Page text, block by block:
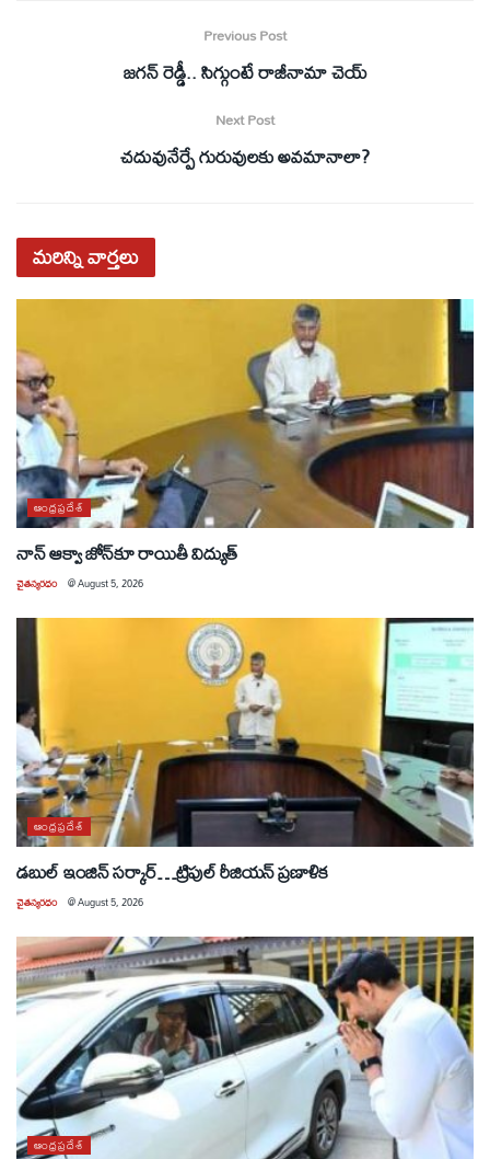
Previous Post
జగన్‌ రెడ్డీ.. సిగ్గుంటే రాజీనామా చెయ్‌
Next Post
చదువునేర్పే గురువులకు అవమానాలా?
మరిన్నివార్తలు
ఆంధ్రప్రదేశ్
నాన్ ఆక్వా జోన్‌కూ రాయితీ విద్యుత్
చైతన్యరధం @August 5, 2026
ఆంధ్రప్రదేశ్
డబుల్ ఇంజిన్ సర్కార్…ట్రిపుల్ రీజియన్ ప్రణాళిక
చైతన్యరధం @August 5, 2026
ఆంధ్రప్రదేశ్